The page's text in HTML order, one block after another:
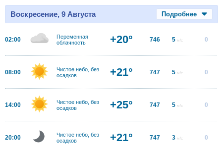
Воскресение, 9 Августа Подробнее
02:00
Переменная
облачность
+20° 746 5 м/с 0
08:00
Чистое небо, без
осадков
+21° 747 5 м/с 0
14:00
Чистое небо, без
осадков
+25° 747 5 м/с 0
20:00
Чистое небо, без
осадков
+21° 747 3 м/с 0